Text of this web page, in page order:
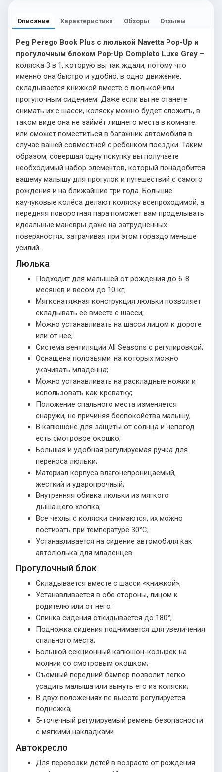
Описание Характеристики Обзоры Отзывы
Peg Perego Book Plus с люлькой Navetta Pop-Up и
прогулочным блоком Pop-Up Completo Luxe Grey –
коляска 3 в 1, которую вы так ждали, потому что
именно она быстро и удобно, в одно движение,
складывается книжкой вместе с люлькой или
прогулочным сидением. Даже если вы не станете
снимать их с шасси, коляску можно будет сложить, в
таком виде она не займёт лишнего места в комнате
или сможет поместиться в багажник автомобиля в
случае вашей совместной с ребёнком поездки. Таким
образом, совершая одну покупку вы получаете
необходимый набор элементов, который понадобится
вашему малышу для прогулок и путешествий с самого
рождения и на ближайшие три года. Большие
каучуковые колёса делают коляску всепроходимой, а
передняя поворотная пара поможет вам проделывать
идеальные манёвры даже на затруднённых
поверхностях, затрачивая при этом гораздо меньше
усилий.
Люлька
Подходит для малышей от рождения до 6-8
месяцев и весом до 10 кг;
Мягконатяжная конструкция люльки позволяет
складывать её вместе с шасси;
Можно устанавливать на шасси лицом к дороге
или от неё;
Система вентиляции All Seasons с регулировкой;
Оснащена полозьями, на которых можно
укачивать младенца;
Можно устанавливать на раскладные ножки и
использовать как кроватку;
Положение спального места изменяется
снаружи, не причиняя беспокойства малышу;
В капюшоне для защиты от солнца и непогод
есть смотровое окошко;
Большая и удобная регулируемая ручка для
переноса люльки;
Материал корпуса влагонепроницаемый,
жесткий и ударопрочный;
Внутренняя обивка люльки из мягкого
дышащего хлопка;
Все чехлы с коляски снимаются, их можно
постирать при температуре 30°С;
Устанавливается на сидение автомобиля как
автолюлька для младенцев.
Прогулочный блок
Складывается вместе с шасси «книжкой»;
Устанавливается в обе стороны, лицом к
родителю или от него;
Спинка сидения откидывается до 180°;
Подножка сидения поднимается для увеличения
спального места;
Большой секционный капюшон-козырёк на
молнии со смотровым окошком;
Съёмный передний бампер позволит легко
усадить малыша или вынуть его из коляски;
В двух положениях по высоте регулируется
подножка;
5-точечный регулируемый ремень безопасности
с мягкими накладками.
Автокресло
Для перевозки детей в возрасте от рождения